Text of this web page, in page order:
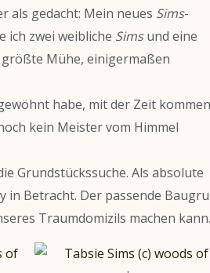
als gedacht: Mein neues Sims-
ich zwei weibliche Simsund eine
Mühe, einigermaßen
habe, mit der Zeit kommen
kein Meister vom Himmel
Grundstückssuche. Als absolute
in Betracht. Der passende
Traumdomizils machen kann.